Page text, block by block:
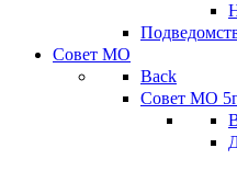
Совет МО
Back
Совет МО